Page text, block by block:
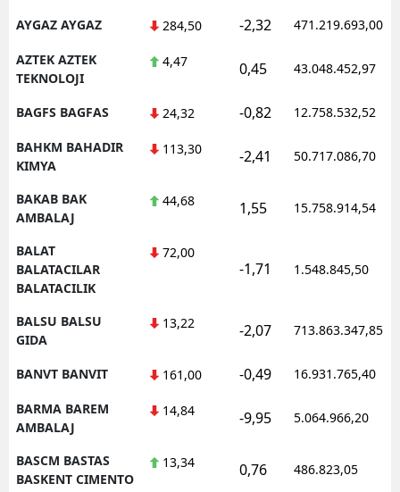
AYGAZ AYGAZ 284,50 -2,32 471.219.693,00
AZTEK AZTEK
TEKNOLOJI
4,47 0,45 43.048.452,97
BAGFS BAGFAS 24,32 -0,82 12.758.532,52
BAHKM BAHADIR
KIMYA
113,30 -2,41 50.717.086,70
BAKAB BAK
AMBALAJ
44,68 1,55 15.758.914,54
BALAT
BALATACILAR
BALATACILIK
72,00
-1,71 1.548.845,50
BALSU BALSU
GIDA
13,22 -2,07 713.863.347,85
BANVT BANVIT 161,00 -0,49 16.931.765,40
BARMA BAREM
AMBALAJ
14,84 -9,95 5.064.966,20
BASCM BASTAS
BASKENT CIMENTO
13,34 0,76 486.823,05